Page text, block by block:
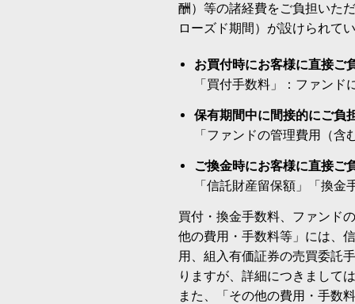
酬）等の諸経費をご負担いた
ローズド期間）が設けられて
お買付時にお客様に直接ご
「買付手数料」：ファンド
保有期間中に間接的にご負
「ファンドの管理費用（
ご換金時にお客様に直接ご
「信託財産留保額」「換
買付・換金手数料、ファンド
他の費用・手数料等」には、
用、組入有価証券の売買委託
りますが、詳細につきまして
また、「その他の費用・手数